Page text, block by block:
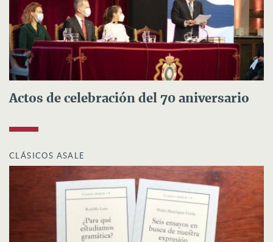
Actos de celebración del 70 aniversario
CLÁSICOS ASALE